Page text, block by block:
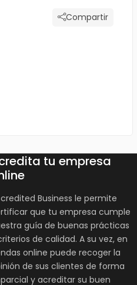
Compartir
tu empresa
Business le permite
que tu empresa cumple
guía de buenas prácticas
de calidad. A su vez, en
online puede recoger la
de sus clientes de forma
y acreditar su buen